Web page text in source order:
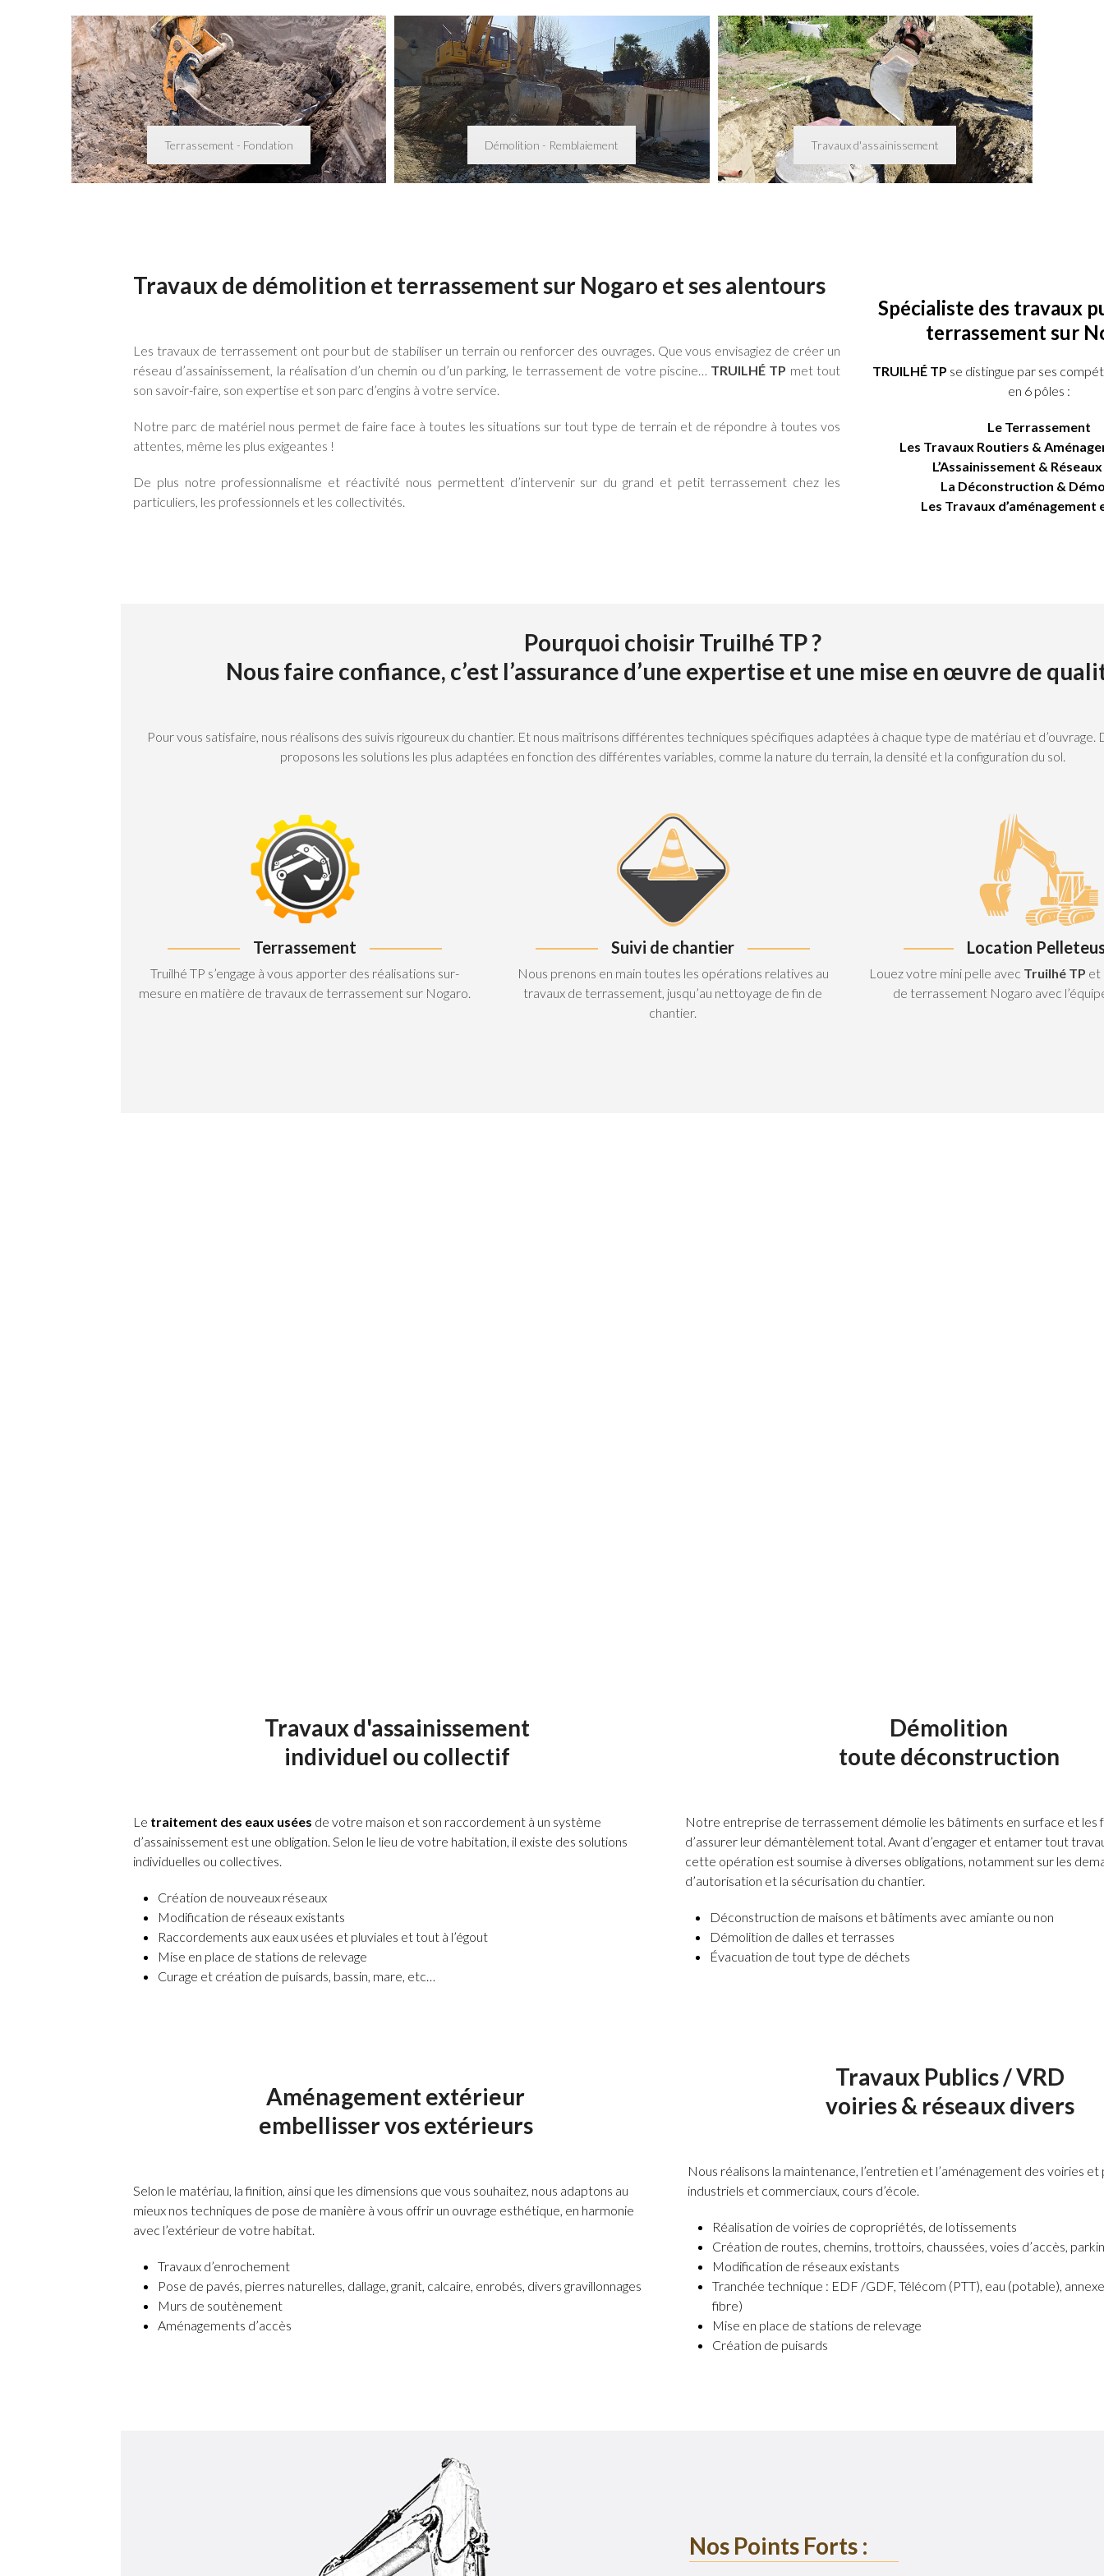
Terrassement - Fondation Démolition - Remblaiement Travaux d'assainissement
Travaux de démolition et terrassement sur Nogaro et ses alentours
Les travaux de terrassement ont pour but de stabiliser un terrain ou renforcer des ouvrages. Que vous envisagiez de créer un
réseau d’assainissement, la réalisation d’un chemin ou d’un parking, le terrassement de votre piscine… TRUILHÉ TP met tout
son savoir-faire, son expertise et son parc d’engins à votre service.
Notre parc de matériel nous permet de faire face à toutes les situations sur tout type de terrain et de répondre à toutes vos
attentes, même les plus exigeantes !
De plus notre professionnalisme et réactivité nous permettent d’intervenir sur du grand et petit terrassement chez les
particuliers, les professionnels et les collectivités.
Spécialiste des travaux
terrassement sur
TRUILHÉ TP se distingue par ses
en 6 pôles :
Le Terrassement
Les Travaux Routiers &
L’Assainissement &
La Déconstruction &
Les Travaux
Pourquoi choisir Truilhé TP ?
Nous faire confiance, c’est l’assurance d’une expertise et une mise en œuvre de
Pour vous satisfaire, nous réalisons des suivis rigoureux du chantier. Et nous maîtrisons différentes techniques spécifiques adaptées à chaque type de matériau et d’ouvrage.
proposons les solutions les plus adaptées en fonction des différentes variables, comme la nature du terrain, la densité et la configuration du sol.
Terrassement
Truilhé TP s’engage à vous apporter des réalisations sur-
mesure en matière de travaux de terrassement sur Nogaro.
Suivi de chantier
Nous prenons en main toutes les opérations relatives au
travaux de terrassement, jusqu’au nettoyage de fin de
chantier.
Location
Louez votre mini pelle avec Truilhé TP et
de terrassement Nogaro avec
Travaux d'assainissement
individuel ou collectif
Le traitement des eaux usées de votre maison et son raccordement à un système
d’assainissement est une obligation. Selon le lieu de votre habitation, il existe des solutions
individuelles ou collectives.
Création de nouveaux réseaux
Modification de réseaux existants
Raccordements aux eaux usées et pluviales et tout à l’égout
Mise en place de stations de relevage
Curage et création de puisards, bassin, mare, etc…
Démolition
toute déconstruction
Notre entreprise de terrassement démolie les bâtiments en surface et les
d’assurer leur démantèlement total. Avant d’engager et entamer tout
cette opération est soumise à diverses obligations, notamment sur les
d’autorisation et la sécurisation du chantier.
Déconstruction de maisons et bâtiments avec amiante ou non
Démolition de dalles et terrasses
Évacuation de tout type de déchets
Aménagement extérieur
embellisser vos extérieurs
Selon le matériau, la finition, ainsi que les dimensions que vous souhaitez, nous adaptons au
mieux nos techniques de pose de manière à vous offrir un ouvrage esthétique, en harmonie
avec l’extérieur de votre habitat.
Travaux d’enrochement
Pose de pavés, pierres naturelles, dallage, granit, calcaire, enrobés, divers gravillonnages
Murs de soutènement
Aménagements d’accès
Travaux Publics / VRD
voiries & réseaux divers
Nous réalisons la maintenance, l’entretien et l’aménagement des voiries et
industriels et commerciaux, cours d’école.
Réalisation de voiries de copropriétés, de lotissements
Création de routes, chemins, trottoirs, chaussées, voies d’accès,
Modification de réseaux existants
Tranchée technique : EDF /GDF, Télécom (PTT), eau (potable),
fibre)
Mise en place de stations de relevage
Création de puisards
Nos Points Forts :